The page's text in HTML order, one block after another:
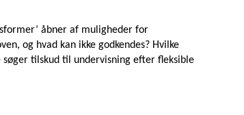
åbner af muligheder for
og hvad kan ikke godkendes? Hvilke
tilskud til undervisning efter fleksible